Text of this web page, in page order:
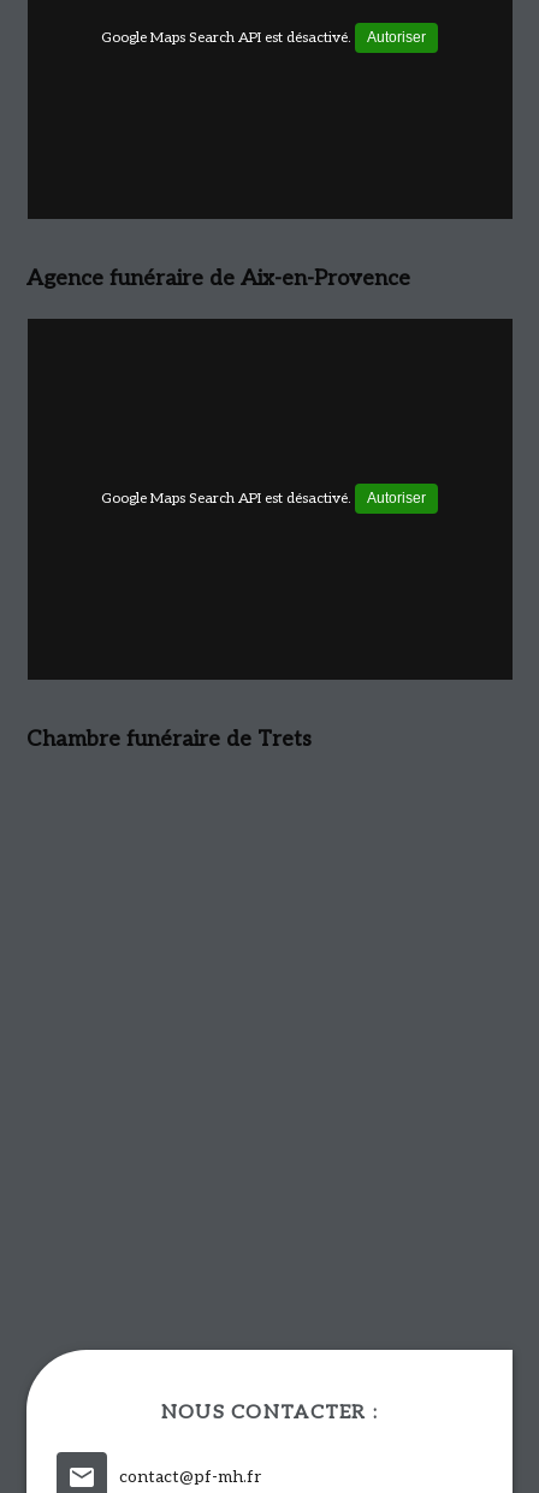
Google Maps Search API est désactivé. Autoriser
Agence funéraire de Aix-en-Provence
Google Maps Search API est désactivé. Autoriser
Chambre funéraire de Trets
NOUS CONTACTER :
mail contact@pf-mh.fr